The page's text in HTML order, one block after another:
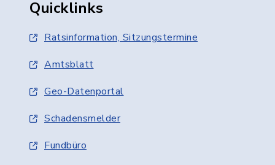
Quicklinks
Ratsinformation, Sitzungstermine
Amtsblatt
Geo-Datenportal
Schadensmelder
Fundbüro